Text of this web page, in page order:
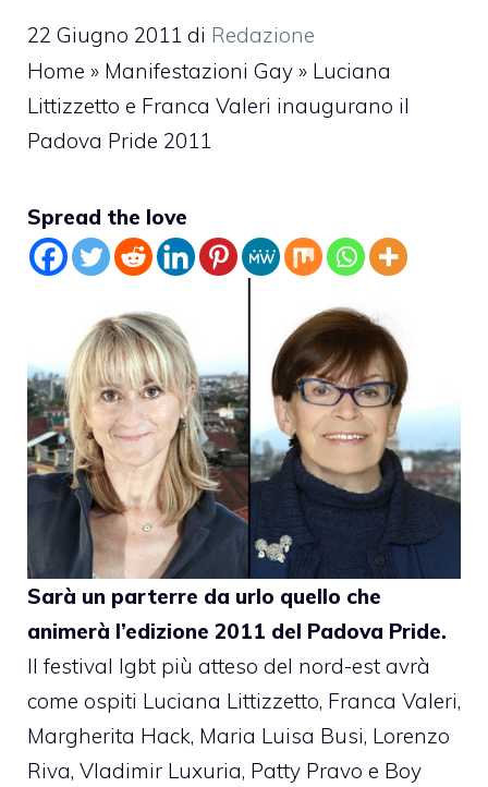
22 Giugno 2011 di Redazione
Home » Manifestazioni Gay » Luciana
Littizzetto e Franca Valeri inaugurano il
Padova Pride 2011
Spread the love
Sarà un parterre da urlo quello che
animerà l’edizione 2011 del Padova Pride.
Il festival lgbt più atteso del nord-est avrà
come ospiti Luciana Littizzetto, Franca Valeri,
Margherita Hack, Maria Luisa Busi, Lorenzo
Riva, Vladimir Luxuria, Patty Pravo e Boy